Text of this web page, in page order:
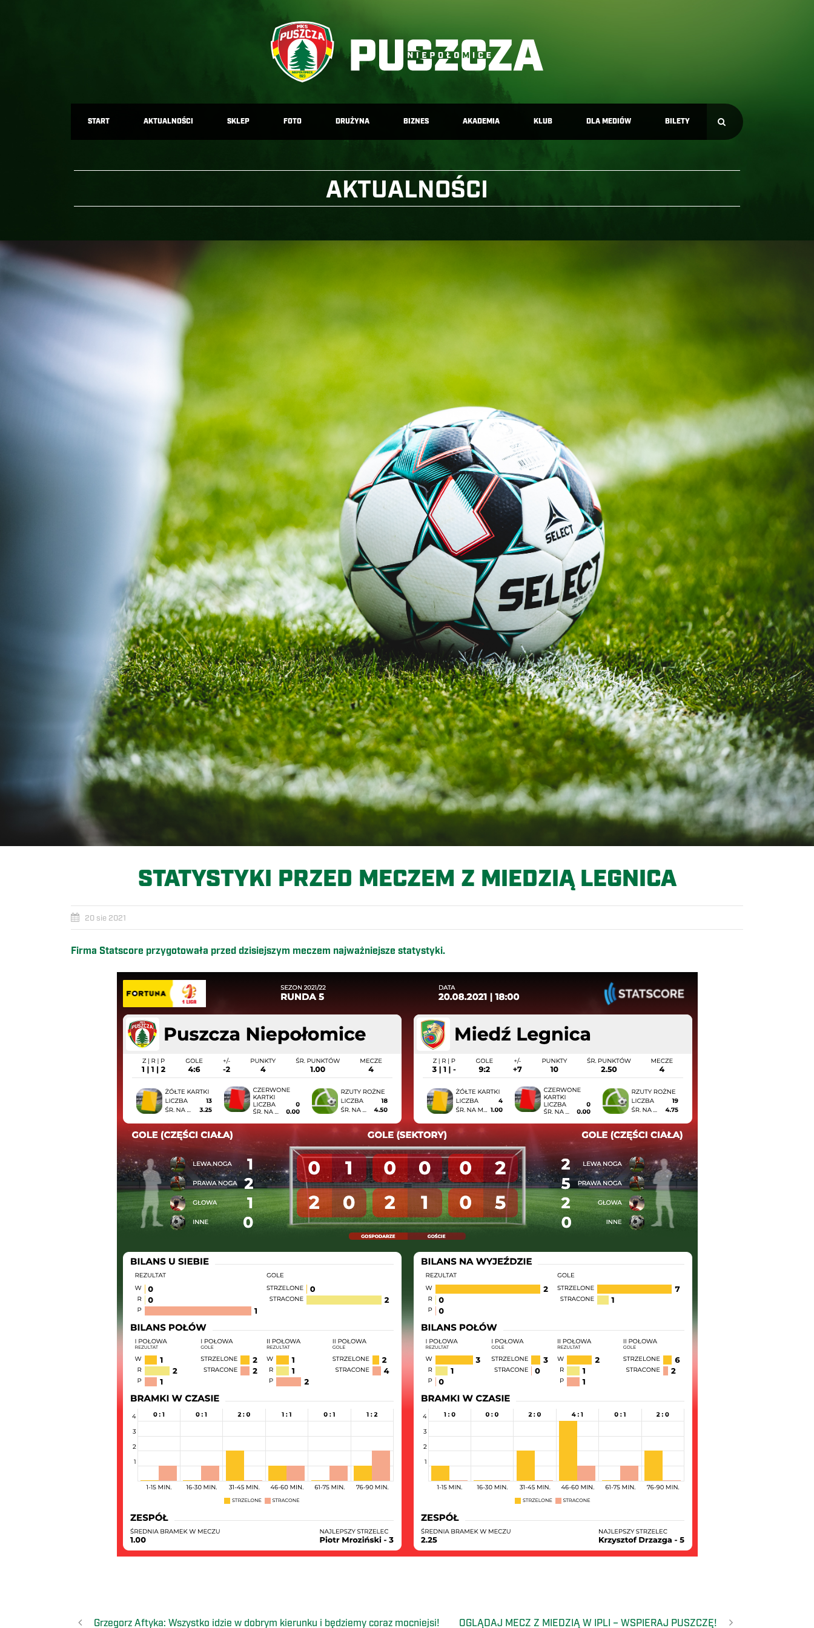
START AKTUALNOŚCI SKLEP FOTO DRUŻYNA BIZNES AKADEMIA KLUB DLA MEDIÓW BILETY
AKTUALNOŚCI
STATYSTYKI PRZED MECZEM Z MIEDZIĄ LEGNICA
20 sie 2021
Firma Statscore przygotowała przed dzisiejszym meczem najważniejsze statystyki.
Grzegorz Aftyka: Wszystko idzie w dobrym kierunku i będziemy coraz mocniejsi! OGLĄDAJ MECZ Z MIEDZIĄ W IPLI – WSPIERAJ PUSZCZĘ!